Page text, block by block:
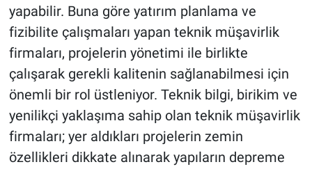
yapabilir. Buna göre yatırım planlama ve
fizibilite çalışmaları yapan teknik müşavirlik
firmaları, projelerin yönetimi ile birlikte
çalışarak gerekli kalitenin sağlanabilmesi için
önemli bir rol üstleniyor. Teknik bilgi, birikim ve
yenilikçi yaklaşıma sahip olan teknik müşavirlik
firmaları; yer aldıkları projelerin zemin
özellikleri dikkate alınarak yapıların depreme